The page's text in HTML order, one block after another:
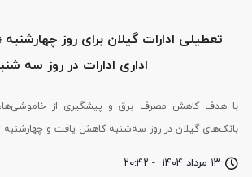
۱۳ مرداد ۱۴۰۴ - ۲۰:۴۲
تعطیلی ادارات گیلان برای روز
اداری ادارات در روز سه
با هدف کاهش مصرف برق و پیشگیری از خاموشی‌ها،
بانک‌های گیلان در روز سه‌شنبه کاهش یافت و چهارشنبه